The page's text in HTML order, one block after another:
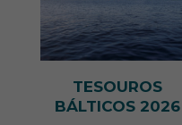
- Circuitos
acordo com a
passageiro.
poderão ser
caso não
TESOUROS
BÁLTICOS 2026